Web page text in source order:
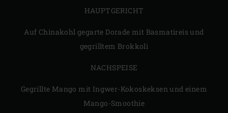
HAUPTGERICHT
Auf Chinakohl gegarte Dorade mit Basmatireis und
gegrilltem Brokkoli
NACHSPEISE
Gegrillte Mango mit Ingwer-Kokoskeksen und einem
Mango-Smoothie